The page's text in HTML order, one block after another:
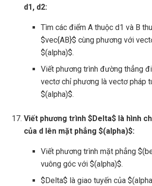
d1, d2:
Tìm các điểm A thuộc d1 và B
$vec{AB}$ cùng phương với
$(alpha)$.
Viết phương trình đường thẳng
vectơ chỉ phương là vectơ pháp
$(alpha)$.
Viết phương trình $Delta$ là hình
của d lên mặt phẳng $(alpha)$:
Viết phương trình mặt phẳng
vuông góc với $(alpha)$.
$Delta$ là giao tuyến của